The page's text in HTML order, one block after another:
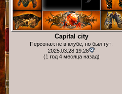
Capital city
Персонаж не в клубе, но был тут:
2025.03.28 19:28
(1 год 4 месяца назад)